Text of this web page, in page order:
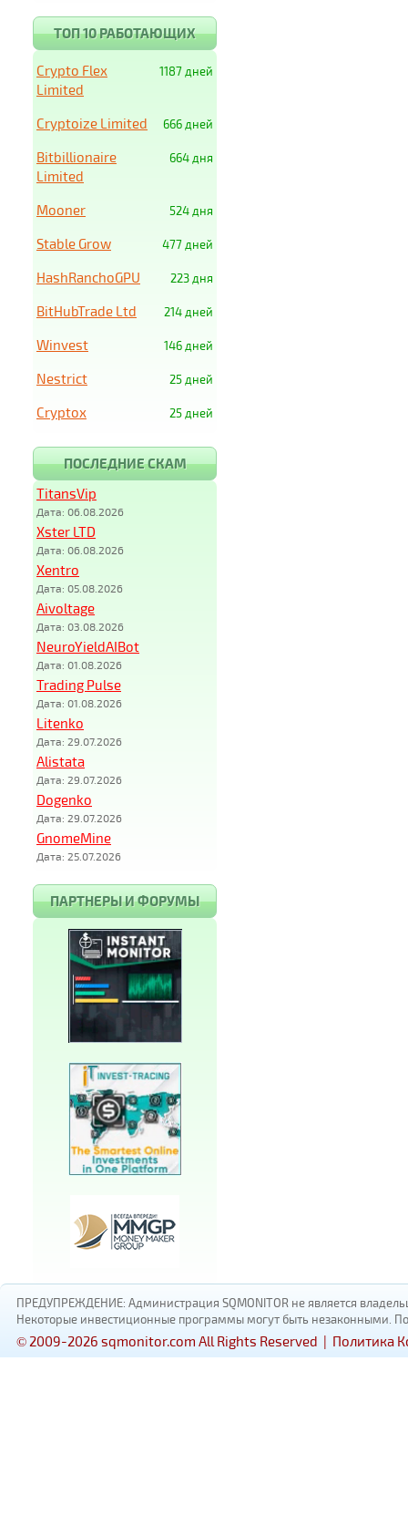
ТОП 10 РАБОТАЮЩИХ
1187 дней
Crypto Flex
Limited
666 дней
Cryptoize Limited
664 дня
Bitbillionaire
Limited
524 дня
Mooner
477 дней
Stable Grow
223 дня
HashRanchoGPU
214 дней
BitHubTrade Ltd
146 дней
Winvest
25 дней
Nestrict
25 дней
Cryptox
ПОСЛЕДНИЕ СКАМ
TitansVip
Дата: 06.08.2026
Xster LTD
Дата: 06.08.2026
Xentro
Дата: 05.08.2026
Aivoltage
Дата: 03.08.2026
NeuroYieldAIBot
Дата: 01.08.2026
Trading Pulse
Дата: 01.08.2026
Litenko
Дата: 29.07.2026
Alistata
Дата: 29.07.2026
Dogenko
Дата: 29.07.2026
GnomeMine
Дата: 25.07.2026
ПАРТНЕРЫ И ФОРУМЫ
ПРЕДУПРЕЖДЕНИЕ: Администрация SQMONITOR не является
Некоторые инвестиционные программы могут быть незаконными.
© 2009-2026 sqmonitor.com All Rights Reserved | Политика